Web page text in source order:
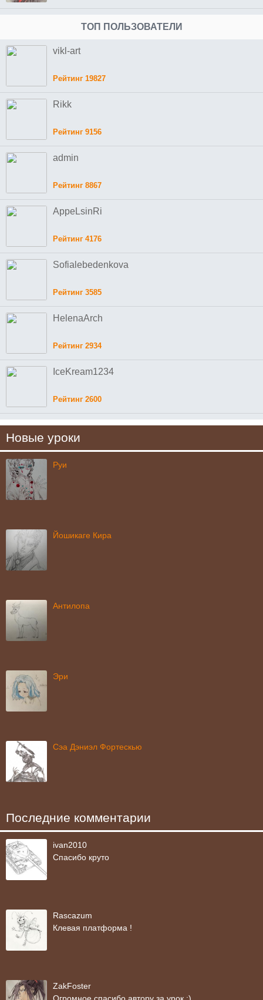
ТОП ПОЛЬЗОВАТЕЛИ
vikl-art
Рейтинг 19827
Rikk
Рейтинг 9156
admin
Рейтинг 8867
AppeLsinRi
Рейтинг 4176
Sofialebedenkova
Рейтинг 3585
HelenaArch
Рейтинг 2934
IceKream1234
Рейтинг 2600
Новые уроки
Руи
Йошикаге Кира
Антилопа
Эри
Сэа Дэниэл Фортескью
Последние комментарии
ivan2010
Спасибо круто
Rascazum
Клевая платформа !
ZakFoster